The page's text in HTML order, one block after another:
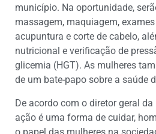
município. Na oportunidade,
massagem, maquiagem,
acupuntura e corte de cabelo,
nutricional e verificação de
glicemia (HGT). As mulheres
de um bate-papo sobre a saúde
De acordo com o diretor geral da
ação é uma forma de cuidar,
o papel das mulheres na